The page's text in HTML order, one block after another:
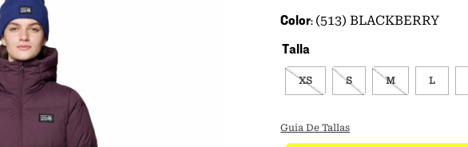
Color (513) BLACKBERRY
Talla
XS S M L
Guia De Tallas